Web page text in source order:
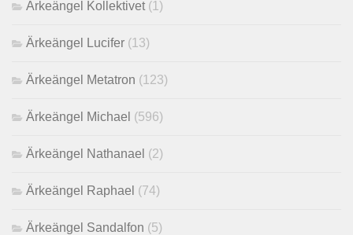
Ärkeängel Kollektivet (1)
Ärkeängel Lucifer (13)
Ärkeängel Metatron (123)
Ärkeängel Michael (596)
Ärkeängel Nathanael (2)
Ärkeängel Raphael (74)
Ärkeängel Sandalfon (5)